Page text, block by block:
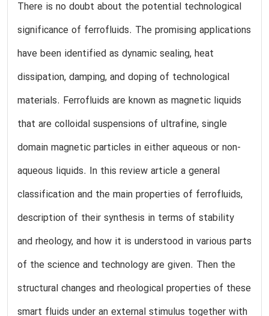
There is no doubt about the potential technological
significance of ferrofluids. The promising applications
have been identified as dynamic sealing, heat
dissipation, damping, and doping of technological
materials. Ferrofluids are known as magnetic liquids
that are colloidal suspensions of ultrafine, single
domain magnetic particles in either aqueous or non-
aqueous liquids. In this review article a general
classification and the main properties of ferrofluids,
description of their synthesis in terms of stability
and rheology, and how it is understood in various parts
of the science and technology are given. Then the
structural changes and rheological properties of these
smart fluids under an external stimulus together with